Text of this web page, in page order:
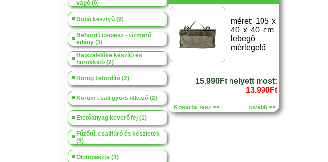
vágó (6)
Dobó kesztyű (9)
Behordó csipesz - vízmerő
edény (3)
Hajszálelőke készítő és
hurokkötő (2)
Horog befordító (2)
Korum csali gyors ütköző (2)
Etetőanyag keverő fej (1)
Fűzőtű, csalifúró és készletek
(9)
Ólompaszta (3)
méret: 105 x
40 x 40 cm,
lebegő
mérlegelő
15.990Ft helyett most:
13.990Ft
Kosárba tesz >> tovább >>